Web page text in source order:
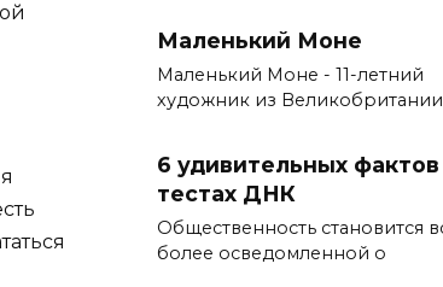
Маленький Моне
Маленький Моне - 11-летний
художник из
6 удивительных фактов
тестах ДНК
Общественность становится
более осведомленной о